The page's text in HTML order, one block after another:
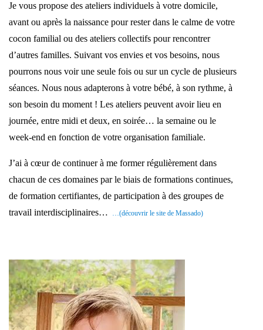
Je vous propose des ateliers individuels à votre domicile,
avant ou après la naissance pour rester dans le calme de votre
cocon familial ou des ateliers collectifs pour rencontrer
d’autres familles. Suivant vos envies et vos besoins, nous
pourrons nous voir une seule fois ou sur un cycle de plusieurs
séances. Nous nous adapterons à votre bébé, à son rythme, à
son besoin du moment ! Les ateliers peuvent avoir lieu en
journée, entre midi et deux, en soirée… la semaine ou le
week-end en fonction de votre organisation familiale.
J’ai à cœur de continuer à me former régulièrement dans
chacun de ces domaines par le biais de formations continues,
de formation certifiantes, de participation à des groupes de
travail interdisciplinaires…
…(découvrir le site de Massado)